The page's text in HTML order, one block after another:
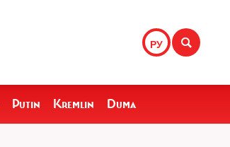
РУ
Putin Kremlin Duma